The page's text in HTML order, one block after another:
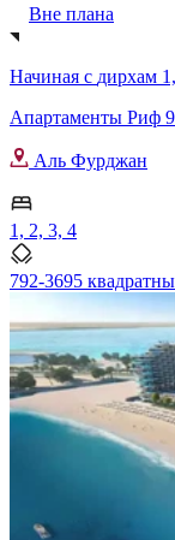
Вне плана
Начиная с дирхам
Апартаменты Риф
Аль Фурджан
1, 2, 3, 4
792-3695